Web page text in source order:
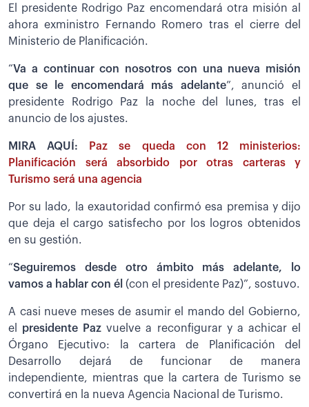
El presidente Rodrigo Paz encomendará otra misión al
ahora exministro Fernando Romero tras el cierre del
Ministerio de Planificación.
“Va a continuar con nosotros con una nueva misión
que se le encomendará más adelante”, anunció el
presidente Rodrigo Paz la noche del lunes, tras el
anuncio de los ajustes.
MIRA AQUÍ:
Paz se queda con 12 ministerios:
Planificación será absorbido por otras carteras y
Turismo será una agencia
Por su lado, la exautoridad confirmó esa premisa y dijo
que deja el cargo satisfecho por los logros obtenidos
en su gestión.
“Seguiremos desde otro ámbito más adelante, lo
vamos a hablar con él (con el presidente Paz)”, sostuvo.
A casi nueve meses de asumir el mando del Gobierno,
el presidente Paz vuelve a reconfigurar y a achicar el
Órgano Ejecutivo: la cartera de Planificación del
Desarrollo dejará de funcionar de manera
independiente, mientras que la cartera de Turismo se
convertirá en la nueva Agencia Nacional de Turismo.